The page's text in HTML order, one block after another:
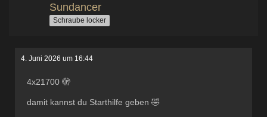
Sundancer
Schraube locker
4. Juni 2026 um 16:44
4x21700 🫣
damit kannst du Starthilfe geben 🤣